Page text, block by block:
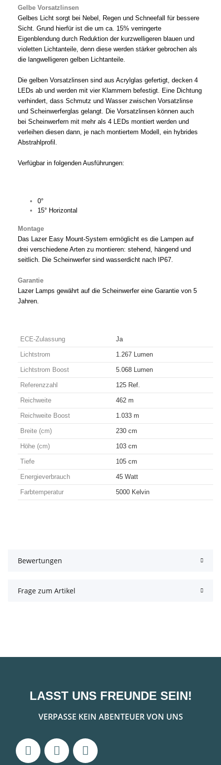
Gelbe Vorsatzlinsen
Gelbes Licht sorgt bei Nebel, Regen und Schneefall für bessere
Sicht. Grund hierfür ist die um ca. 15% verringerte
Eigenblendung durch Reduktion der kurzwelligeren blauen und
violetten Lichtanteile, denn diese werden stärker gebrochen als
die langwelligeren gelben Lichtanteile.
Die gelben Vorsatzlinsen sind aus Acrylglas gefertigt, decken 4
LEDs ab und werden mit vier Klammern befestigt. Eine Dichtung
verhindert, dass Schmutz und Wasser zwischen Vorsatzlinse
und Scheinwerferglas gelangt. Die Vorsatzlinsen können auch
bei Scheinwerfern mit mehr als 4 LEDs montiert werden und
verleihen diesen dann, je nach montiertem Modell, ein hybrides
Abstrahlprofil.
Verfügbar in folgenden Ausführungen:
0°
15° Horizontal
Montage
Das Lazer Easy Mount-System ermöglicht es die Lampen auf
drei verschiedene Arten zu montieren: stehend, hängend und
seitlich. Die Scheinwerfer sind wasserdicht nach IP67.
Garantie
Lazer Lamps gewährt auf die Scheinwerfer eine Garantie von 5
Jahren.
ECE-Zulassung Ja
Lichtstrom 1.267 Lumen
Lichtstrom Boost 5.068 Lumen
Referenzzahl 125 Ref.
Reichweite 462 m
Reichweite Boost 1.033 m
Breite (cm) 230 cm
Höhe (cm) 103 cm
Tiefe 105 cm
Energieverbrauch 45 Watt
Farbtemperatur 5000 Kelvin
Bewertungen
Frage zum Artikel
LASST UNS FREUNDE SEIN!
VERPASSE KEIN ABENTEUER VON UNS